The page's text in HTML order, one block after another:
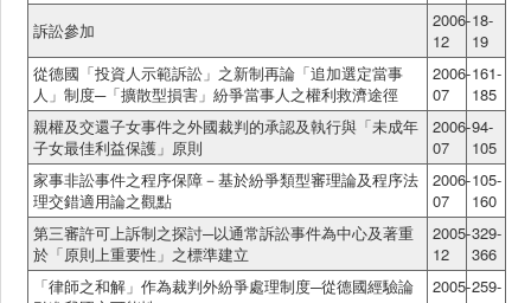
訴訟參加
2006-
12
18-
19
從德國「投資人示範訴訟」之新制再論「追加選定當事
人」制度─「擴散型損害」紛爭當事人之權利救濟途徑
2006-
07
161-
185
親權及交還子女事件之外國裁判的承認及執行與「未成年
子女最佳利益保護」原則
2006-
07
94-
105
家事非訟事件之程序保障－基於紛爭類型審理論及程序法
理交錯適用論之觀點
2006-
07
105-
160
第三審許可上訴制之探討─以通常訴訟事件為中心及著重
於「原則上重要性」之標準建立
2005-
12
329-
366
「律師之和解」作為裁判外紛爭處理制度─從德國經驗論
2005-259-